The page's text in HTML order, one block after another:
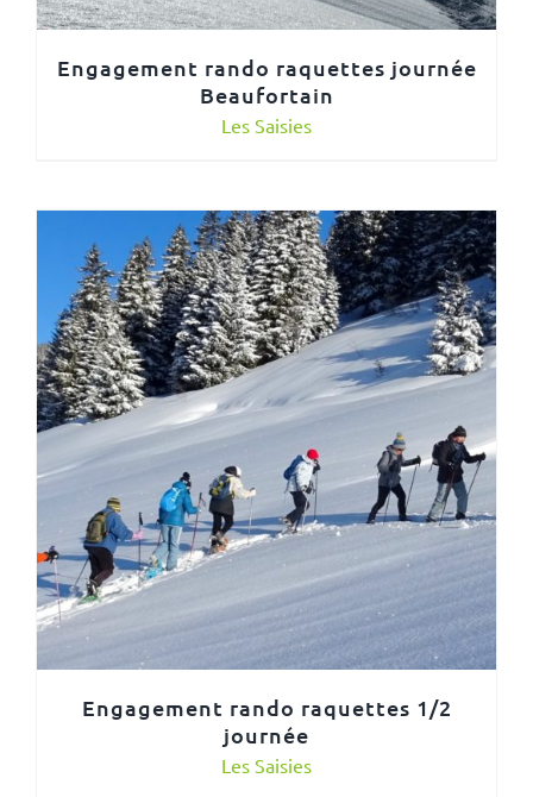
Engagement rando raquettes journée
Beaufortain
Les Saisies
Engagement rando raquettes 1/2
journée
Les Saisies